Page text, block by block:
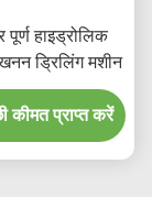
पूर्ण हाइड्रोलिक
ड्रिलिंग मशीन
कीमत प्राप्त करें